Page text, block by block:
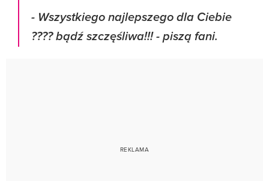
- Wszystkiego najlepszego dla Ciebie
???? bądź szczęśliwa!!! - piszą fani.